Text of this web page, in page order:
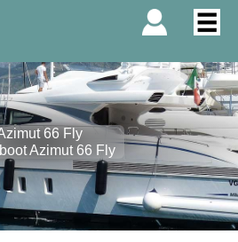
66 Fly
Azimut 66 Fly